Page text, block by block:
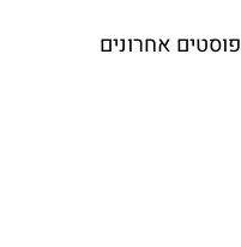
פוסטים אחרונים